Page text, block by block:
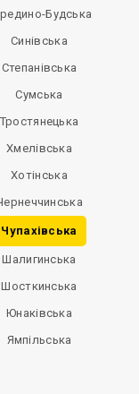
Будська
Синівська
Степанівська
Сумська
Тростянецька
Хмелівська
Хотінська
Чупахівська
Шалигинська
Шосткинська
Юнаківська
Ямпільська